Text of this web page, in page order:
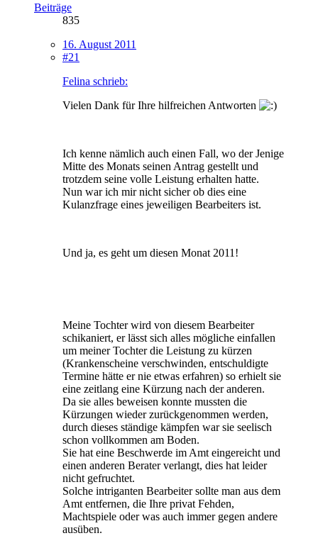
Beiträge
835
16. August 2011
#21
Felina schrieb:
Vielen Dank für Ihre hilfreichen Antworten
Ich kenne nämlich auch einen Fall, wo der Jenige
Mitte des Monats seinen Antrag gestellt und
trotzdem seine volle Leistung erhalten hatte.
Nun war ich mir nicht sicher ob dies eine
Kulanzfrage eines jeweiligen Bearbeiters ist.
Und ja, es geht um diesen Monat 2011!
Meine Tochter wird von diesem Bearbeiter
schikaniert, er lässt sich alles mögliche einfallen
um meiner Tochter die Leistung zu kürzen
(Krankenscheine verschwinden, entschuldigte
Termine hätte er nie etwas erfahren) so erhielt sie
eine zeitlang eine Kürzung nach der anderen.
Da sie alles beweisen konnte mussten die
Kürzungen wieder zurückgenommen werden,
durch dieses ständige kämpfen war sie seelisch
schon vollkommen am Boden.
Sie hat eine Beschwerde im Amt eingereicht und
einen anderen Berater verlangt, dies hat leider
nicht gefruchtet.
Solche intriganten Bearbeiter sollte man aus dem
Amt entfernen, die Ihre privat Fehden,
Machtspiele oder was auch immer gegen andere
ausüben.